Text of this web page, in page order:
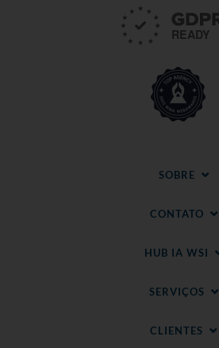
SOBRE
CONTATO
HUB IA WSI
SERVIÇOS
CLIENTES